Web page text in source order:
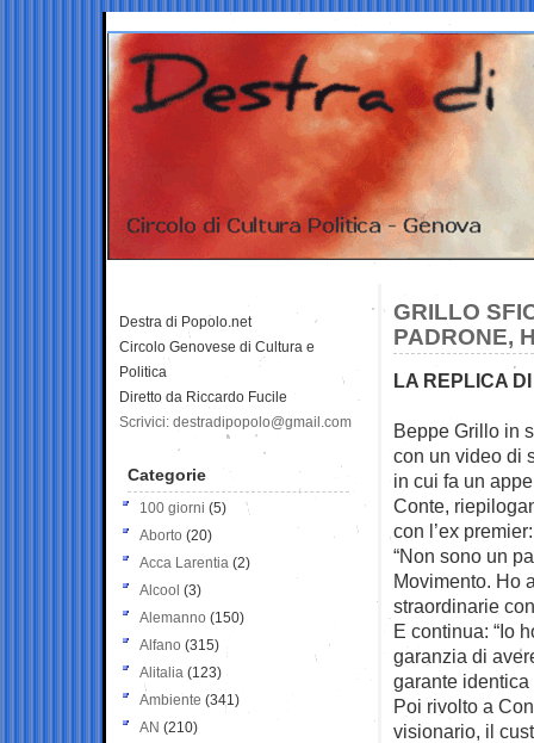
GRILLO
PADRONE,
LA REPLICA
Beppe Grillo in
con un video di
in cui fa un
Conte,
con l’ex premier:
“Non sono un
Movimento. Ho
straordinarie
E continua: “Io
garanzia di
garante identica
Poi rivolto a
visionario, il
Destra di Popolo.net
Circolo Genovese di Cultura e
Politica
Diretto da Riccardo Fucile
Scrivici: destradipopolo@gmail.com
Categorie
100 giorni (5)
Aborto (20)
Acca Larentia (2)
Alcool (3)
Alemanno (150)
Alfano (315)
Alitalia (123)
Ambiente (341)
AN (210)